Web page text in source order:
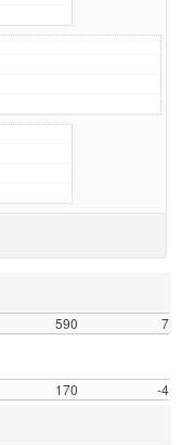
590
7
170
-4